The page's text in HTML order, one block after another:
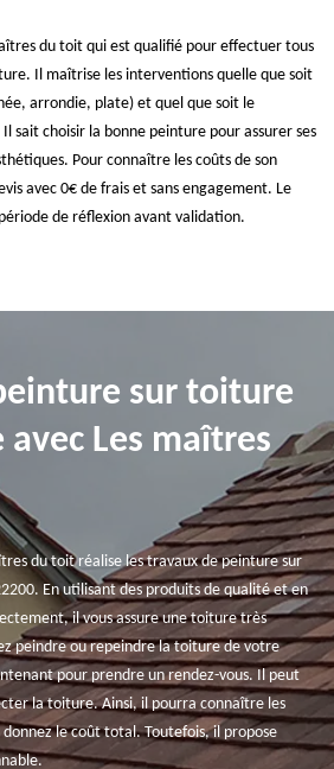
du toit qui est qualifié pour effectuer tous
Il maîtrise les interventions quelle que soit
arrondie, plate) et quel que soit le
sait choisir la bonne peinture pour assurer ses
Pour connaître les coûts de son
avec 0€ de frais et sans engagement. Le
de réflexion avant validation.
sur toiture
Les maîtres
du toit réalise les travaux de peinture sur
En utilisant des produits de qualité et en
il vous assure une toiture très
peindre ou repeindre la toiture de votre
pour prendre un rendez-vous. Il peut
la toiture. Ainsi, il pourra connaître les
le coût total. Toutefois, il propose